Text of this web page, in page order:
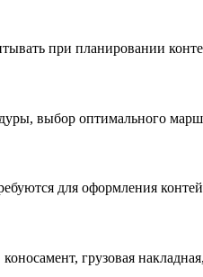
при планировании
выбор оптимального
для оформления
грузовая